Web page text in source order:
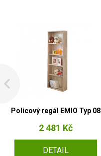
Policový regál EMIO Typ 08
2 481 Kč
DETAIL